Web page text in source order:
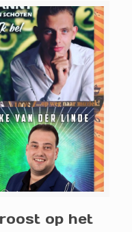
op het